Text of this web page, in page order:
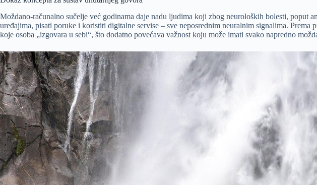
Moždano-računalno sučelje već godinama daje nadu ljudima koji zbog neuroloških bolesti,
uređajima, pisati poruke i koristiti digitalne servise – sve neposrednim neuralnim signalima. Prema
koje osoba „izgovara u sebi“, što dodatno povećava važnost koju može imati svako napredno